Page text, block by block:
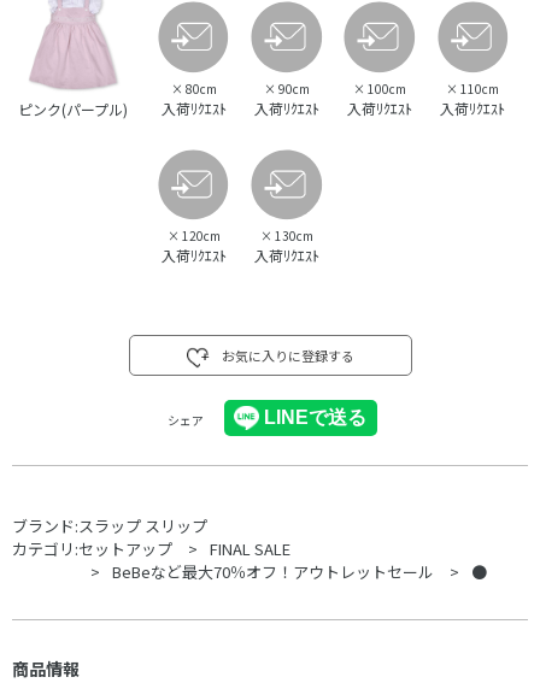
ピンク(パープル)
× 80cm
入荷ﾘｸｴｽﾄ
× 90cm
入荷ﾘｸｴｽﾄ
× 100cm
入荷ﾘｸｴｽﾄ
× 110cm
入荷ﾘｸｴｽﾄ
× 120cm
入荷ﾘｸｴｽﾄ
× 130cm
入荷ﾘｸｴｽﾄ
お気に入りに登録する
シェア
ブランド:スラップ スリップ
カテゴリ:セットアップ
FINAL SALE
BeBeなど最大70％オフ！アウトレットセール
●
商品情報